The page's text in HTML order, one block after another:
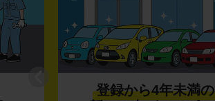
登録から4年未満の